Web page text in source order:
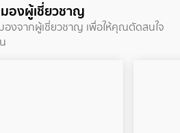
องผู้เชี่ยวชาญ
องจากผู้เชี่ยวชาญ เพื่อให้คุณตัดสนใจ